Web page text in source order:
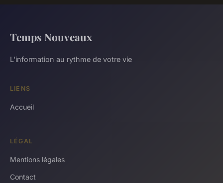
Temps Nouveaux
L'information au rythme de votre vie
LIENS
Accueil
LÉGAL
Mentions légales
Contact